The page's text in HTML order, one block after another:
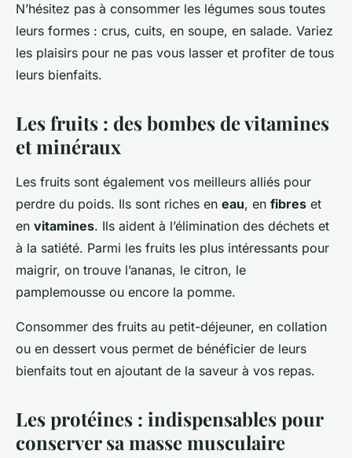
N’hésitez pas à consommer les légumes sous toutes
leurs formes : crus, cuits, en soupe, en salade. Variez
les plaisirs pour ne pas vous lasser et profiter de tous
leurs bienfaits.
Les fruits : des bombes de vitamines
et minéraux
Les fruits sont également vos meilleurs alliés pour
perdre du poids. Ils sont riches en eau, en fibres et
en vitamines. Ils aident à l’élimination des déchets et
à la satiété. Parmi les fruits les plus intéressants pour
maigrir, on trouve l’ananas, le citron, le
pamplemousse ou encore la pomme.
Consommer des fruits au petit-déjeuner, en collation
ou en dessert vous permet de bénéficier de leurs
bienfaits tout en ajoutant de la saveur à vos repas.
Les protéines : indispensables pour
conserver sa masse musculaire